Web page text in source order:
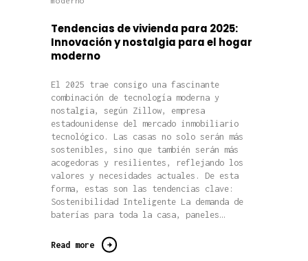
Tendencias de vivienda para 2025:
Innovación y nostalgia para el hogar
moderno
El 2025 trae consigo una fascinante
combinación de tecnología moderna y
nostalgia, según Zillow, empresa
estadounidense del mercado inmobiliario
tecnológico. Las casas no solo serán más
sostenibles, sino que también serán más
acogedoras y resilientes, reflejando los
valores y necesidades actuales. De esta
forma, estas son las tendencias clave:
Sostenibilidad Inteligente La demanda de
baterías para toda la casa, paneles…
Read more